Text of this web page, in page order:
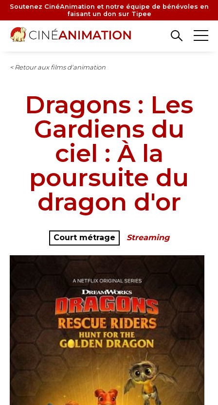
Aller
contenu
principal
Soutenez CinéAnimation et notre équipe de bénévoles en
faisant un don sur Tipee
< Retour aux films d'animation
Dragons : Les
Gardiens du
ciel : À la
poursuite du
dragon d'or
Court métrage Streaming